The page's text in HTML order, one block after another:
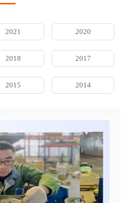
2021 2020
2018 2017
2015 2014